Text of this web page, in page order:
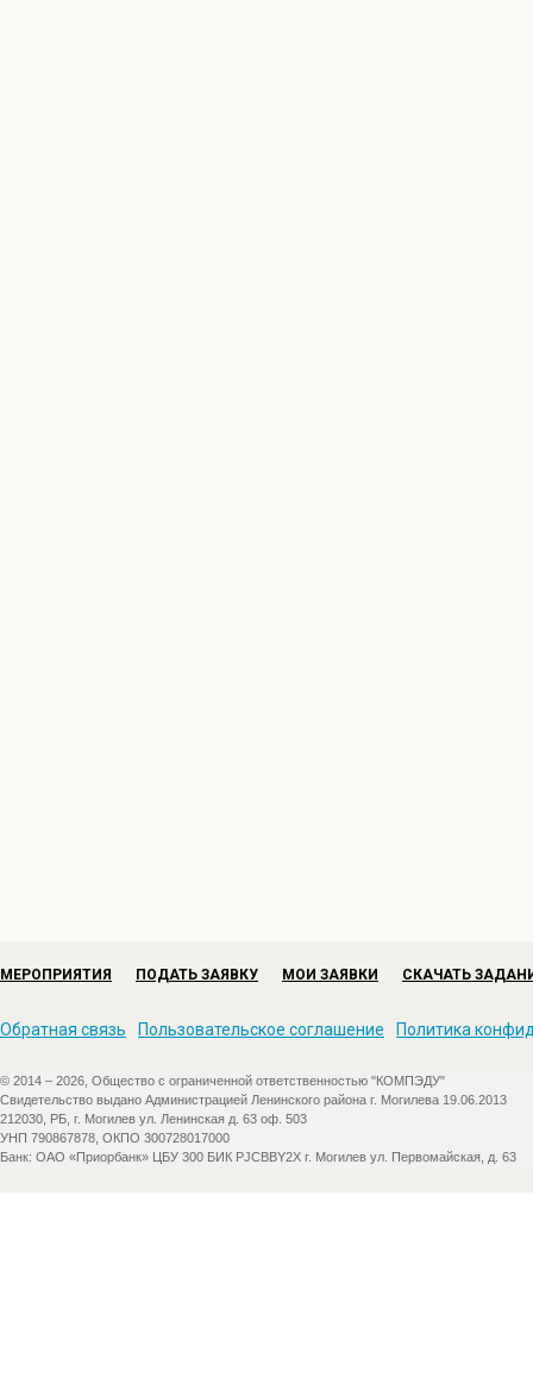
МЕРОПРИЯТИЯ ПОДАТЬ ЗАЯВКУ МОИ ЗАЯВКИ СКАЧАТЬ
Обратная связь Пользовательское соглашение Политика
© 2014 – 2026, Общество с ограниченной ответственностью "КОМПЭДУ"
Свидетельство выдано Администрацией Ленинского района г. Могилева 19.06.2013
212030, РБ, г. Могилев ул. Ленинская д. 63 оф. 503
УНП 790867878, ОКПО 300728017000
Банк: ОАО «Приорбанк» ЦБУ 300 БИК PJCBBY2X г. Могилев ул. Первомайская, д. 63